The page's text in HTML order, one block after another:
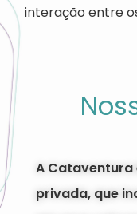
interação entre
A Cataventura
privada, que